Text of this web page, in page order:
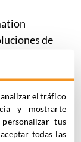
de
y
de valor a
el tráfico
y mostrarte
tus
todas las